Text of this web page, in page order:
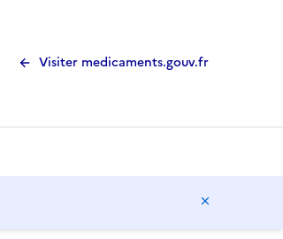
Visiter medicaments.gouv.fr